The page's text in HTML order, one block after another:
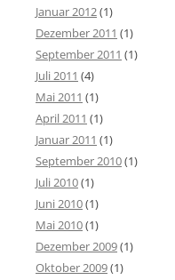
Januar 2012(1)
Dezember 2011 (1)
September 2011 (1)
Juli 2011 (4)
Mai 2011 (1)
April 2011 (1)
Januar 2011 (1)
September 2010(1)
Juli 2010(1)
Juni 2010(1)
Mai 2010(1)
Dezember 2009(1)
Oktober 2009(1)